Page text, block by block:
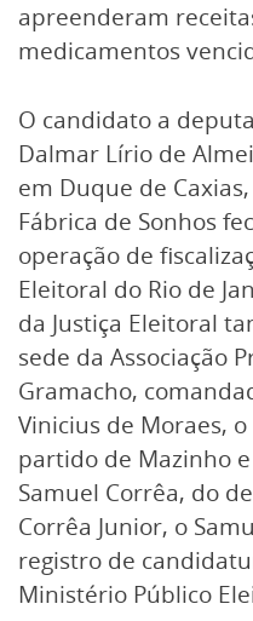
apreenderam
medicamentos
O candidato a
Dalmar Lírio de
em Duque de
Fábrica de Sonhos
operação de
Eleitoral do Rio de
da Justiça Eleitoral
sede da Associação
Gramacho,
Vinicius de Moraes,
partido de Mazinho
Samuel Corrêa, do
Corrêa Junior, o
registro de
Ministério Público